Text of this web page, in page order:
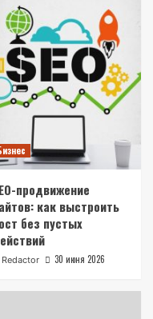
продвижение
как выстроить
без пустых
Redactor 30 июня 2026